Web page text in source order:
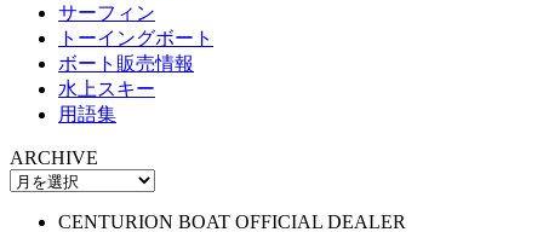
サーフィン
トーイングボート
ボート販売情報
水上スキー
用語集
ARCHIVE
CENTURION BOAT OFFICIAL DEALER